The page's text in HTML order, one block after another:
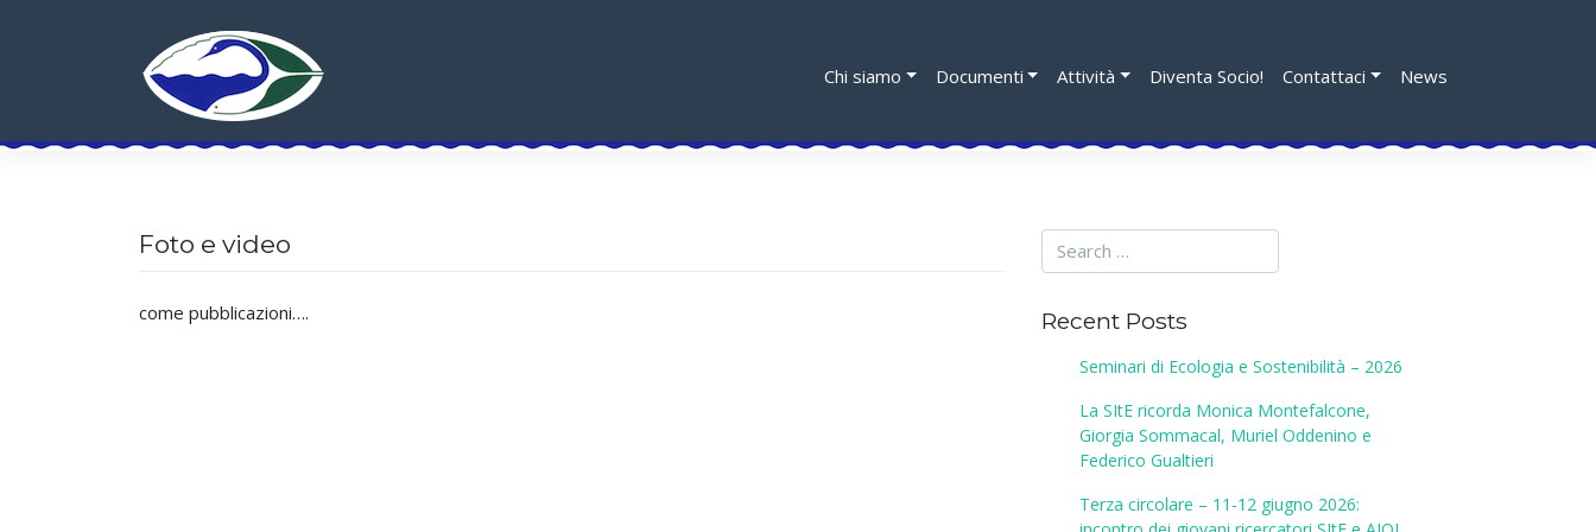
Chi siamo Documenti Attività Diventa Socio! Contattaci News
Foto e video
come pubblicazioni…. Recent Posts
Seminari di Ecologia e Sostenibilità – 2026
La SItE ricorda Monica Montefalcone,
Giorgia Sommacal, Muriel Oddenino e
Federico Gualtieri
Terza circolare – 11-12 giugno 2026: